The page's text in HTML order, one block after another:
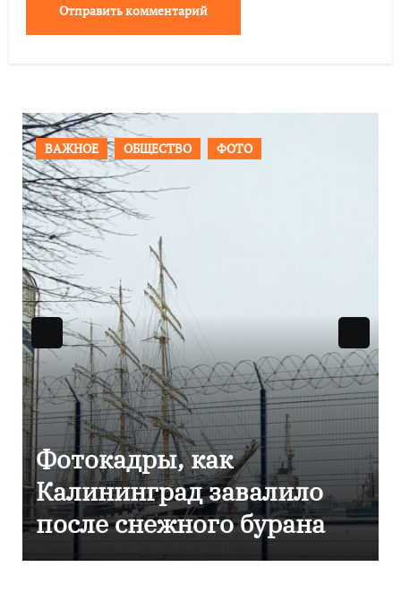
ПРОИСШЕСТВИЯ ФОТО
Фоторепортаж как в
Калининграде
эвакуировали ТЦ из-за
сообщения о